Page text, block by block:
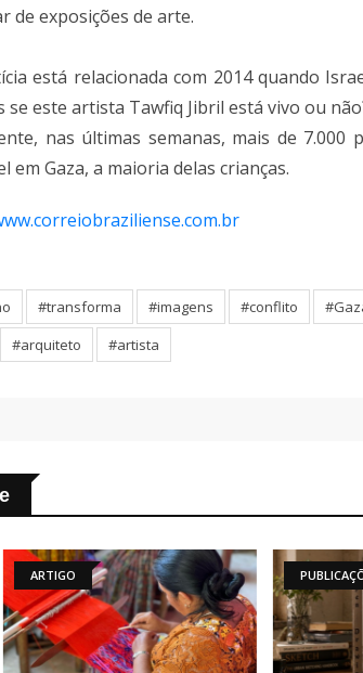
de exposições de arte.
está relacionada com 2014 quando
se este artista Tawfiq Jibril está vivo ou
nas últimas semanas, mais de 7.000
em Gaza, a maioria delas crianças.
#transforma #imagens #conflito
#arquiteto #artista
PUBLICAÇÕES